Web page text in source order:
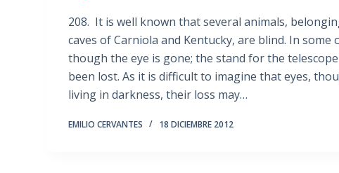
208. It is well known that several animals,
caves of Carniola and Kentucky, are blind. In
though the eye is gone; the stand for the
been lost. As it is difficult to imagine that eyes,
living in darkness, their loss may…
EMILIO CERVANTES 18 DICIEMBRE 2012